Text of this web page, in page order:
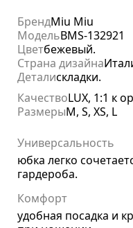
БрендMiu Miu
МодельBMS-132921
Цветбежевый.
Страна дизайна
Деталискладки.
КачествоLUX, 1:1 к
РазмерыM, S, XS, L
Универсальность
юбка легко
гардероба.
Комфорт
удобная посадка и